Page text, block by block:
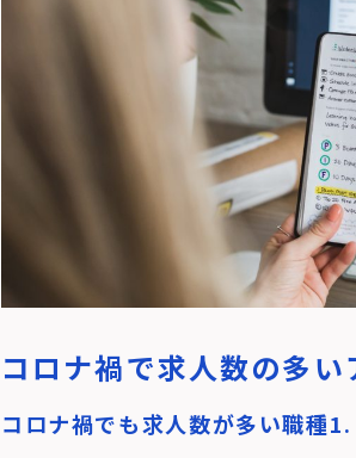
コロナ禍で求人数の多
コロナ禍でも求人数が多い職種